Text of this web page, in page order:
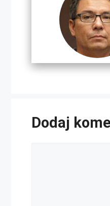
Dodaj